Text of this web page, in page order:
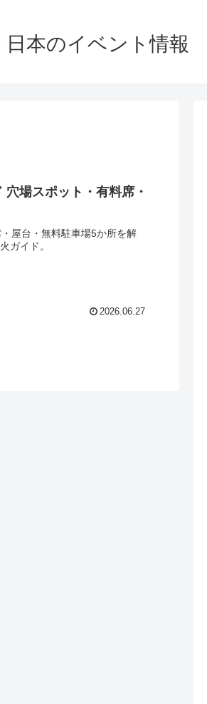
本のイベント情報
場スポット・有料席・
屋台・無料駐車場5か所を解
ガイド。
2026.06.27